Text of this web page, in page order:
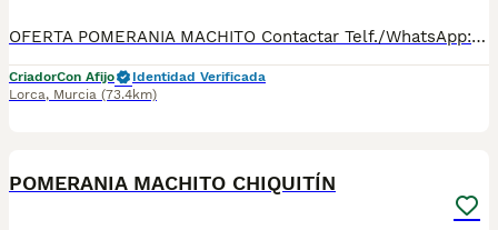
OFERTA POMERANIA MACHITO Contactar Telf./WhatsApp: 630 04 72 63 / 614 20 54 71 / 687 10 74 96 Disponibles sin reservar: Precio desde 650 €* Se pueden ver previamente sin ningún compromiso. Si le interesa ya se lo pueden llevar Se entregan con su cartilla sanitaria, desparasitado y con las vacunas correspondientes a su edad. *El precio de los cachorros no incluyen envíos, si el cliente solicita ese servicio, el coste del mismo lo pagará directamente el cliente a la agencia del transporte.
CriadorCon Afijo
Identidad Verificada
Lorca, Murcia (73.4km)
POMERANIA MACHITO CHIQUITÍN